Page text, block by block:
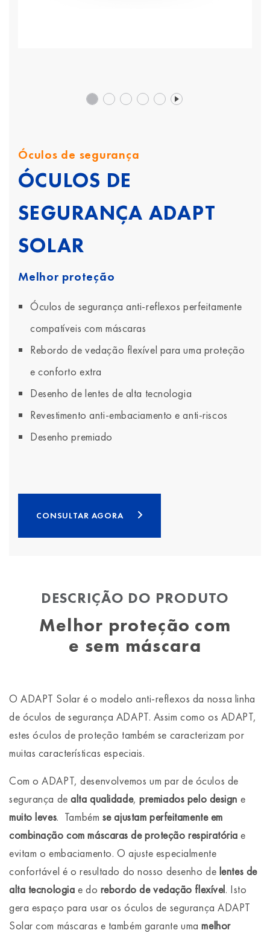
Óculos de segurança
ÓCULOS DE
SEGURANÇA ADAPT
SOLAR
Melhor proteção
Óculos de segurança anti-reflexos perfeitamente
compatíveis com máscaras
Rebordo de vedação flexível para uma proteção
e conforto extra
Desenho de lentes de alta tecnologia
Revestimento anti-embaciamento e anti-riscos
Desenho premiado
CONSULTAR AGORA
DESCRIÇÃO DO PRODUTO
Melhor proteção com
e sem máscara
O ADAPT Solar é o modelo anti-reflexos da nossa linha
de óculos de segurança ADAPT. Assim como os ADAPT,
estes óculos de proteção também se caracterizam por
muitas características especiais.
Com o ADAPT, desenvolvemos um par de óculos de
segurança dealta qualidade,premiados pelo design e
muito leves. Também se ajustam perfeitamente em
combinação com máscaras de proteção respiratória e
evitam o embaciamento. O ajuste especialmente
confortável é o resultado do nosso desenho de lentes de
alta tecnologia e do rebordo de vedação flexível. Isto
gera espaço para usar os óculos de segurança ADAPT
Solar com máscaras e também garante umamelhor